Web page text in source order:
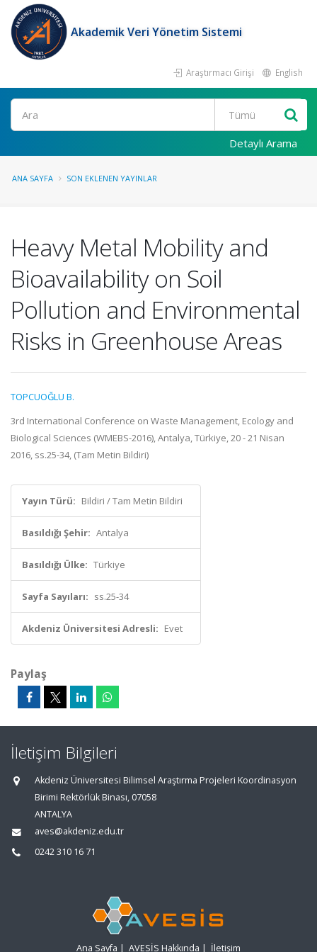
Akademik Veri Yönetim Sistemi
Araştırmacı Girişi English
Ara
Detaylı Arama
ANA SAYFA SON EKLENEN YAYINLAR
Heavy Metal Mobility and
Bioavailability on Soil
Pollution and Environmental
Risks in Greenhouse Areas
TOPCUOĞLU B.
3rd International Conference on Waste Management, Ecology and
Biological Sciences (WMEBS-2016), Antalya, Türkiye, 20 - 21 Nisan
2016, ss.25-34, (Tam Metin Bildiri)
Yayın Türü: Bildiri / Tam Metin Bildiri
Basıldığı Şehir: Antalya
Basıldığı Ülke: Türkiye
Sayfa Sayıları: ss.25-34
Akdeniz Üniversitesi Adresli: Evet
Paylaş
İletişim Bilgileri
Akdeniz Üniversitesi Bilimsel Araştırma Projeleri Koordinasyon
Birimi Rektörlük Binası, 07058
ANTALYA
aves@akdeniz.edu.tr
0242 310 16 71
Ana Sayfa | AVESİS Hakkında | İletişim